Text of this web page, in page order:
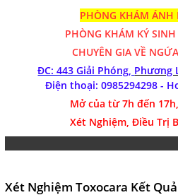
PHÒNG KHÁM ÁNH
PHÒNG KHÁM KÝ
CHUYÊN GIA VỀ
ĐC: 443 Giải Phóng, Phương
Điện thoại: 0985294298 -
Mở của từ 7h đến
Xét Nghiệm, Điều Trị
Xét Nghiệm Toxocara Kết